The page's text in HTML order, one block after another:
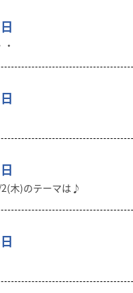
2(木)のテーマは♪